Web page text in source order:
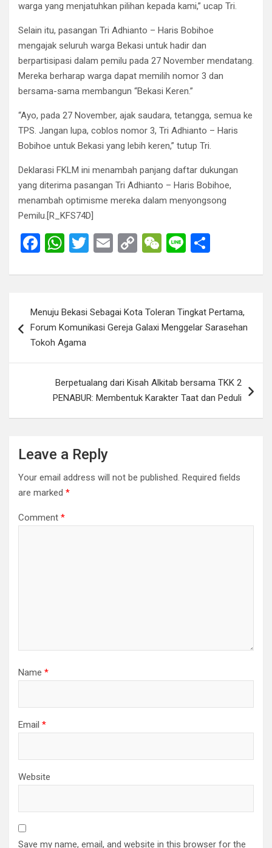
warga yang menjatuhkan pilihan kepada kami,” ucap Tri.
Selain itu, pasangan Tri Adhianto – Haris Bobihoe
mengajak seluruh warga Bekasi untuk hadir dan
berpartisipasi dalam pemilu pada 27 November mendatang.
Mereka berharap warga dapat memilih nomor 3 dan
bersama-sama membangun “Bekasi Keren.”
“Ayo, pada 27 November, ajak saudara, tetangga, semua ke
TPS. Jangan lupa, coblos nomor 3, Tri Adhianto – Haris
Bobihoe untuk Bekasi yang lebih keren,” tutup Tri.
Deklarasi FKLM ini menambah panjang daftar dukungan
yang diterima pasangan Tri Adhianto – Haris Bobihoe,
menambah optimisme mereka dalam menyongsong
Pemilu.[R_KFS74D]
F
ce
o
o
k
W
at
A
p
p
T
tt
E
ail
C
py
n
W
C
at
Li
e
ar
navigation
Menuju Bekasi Sebagai Kota Toleran Tingkat Pertama,
Forum Komunikasi Gereja Galaxi Menggelar Sarasehan
Tokoh Agama
Berpetualang dari Kisah Alkitab bersama TKK 2
PENABUR: Membentuk Karakter Taat dan Peduli
Leave a Reply
Your email address will not be published. Required fields
are marked *
Comment *
Name *
Email *
Website
Save my name, email, and website in this browser for the